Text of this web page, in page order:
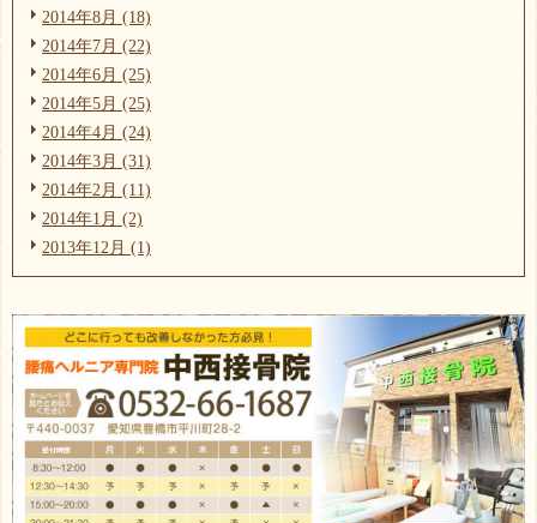
2014年8月 (18)
2014年7月 (22)
2014年6月 (25)
2014年5月 (25)
2014年4月 (24)
2014年3月 (31)
2014年2月 (11)
2014年1月 (2)
2013年12月 (1)